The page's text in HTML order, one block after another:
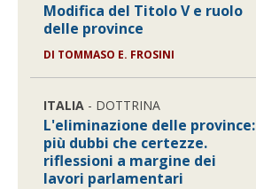
Modifica del Titolo V e ruolo
delle province
DI TOMMASO E. FROSINI
ITALIA - DOTTRINA
L'eliminazione delle province:
più dubbi che certezze.
riflessioni a margine dei
lavori parlamentari